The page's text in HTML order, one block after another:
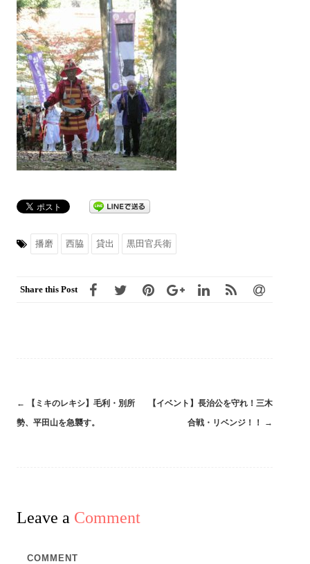
播磨 西脇 貸出 黒田官兵衛
Share this Post
Post
←
【ミキのレキシ】毛利・別所
勢、平田山を急襲す。
【イベント】長治公を守れ！三木
合戦・リベンジ！！
→
Leave a Comment
COMMENT